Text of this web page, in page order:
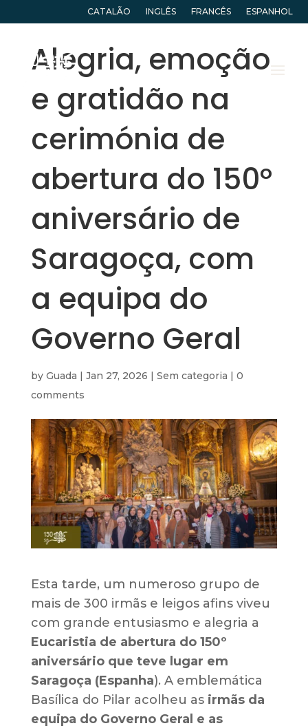
CATALÃO INGLÊS FRANCÊS ESPANHOL
Alegria, emoção
e gratidão na
cerimónia de
abertura do 150º
aniversário de
Saragoça, com
a equipa do
Governo Geral
by Guada | Jan 27, 2026 | Sem categoria | 0
comments
Esta tarde, um numeroso grupo de
mais de 300 irmãs e leigos afins viveu
com grande entusiasmo e alegria a
Eucaristia de abertura do 150º
aniversário que teve lugar em
Saragoça (Espanha). A emblemática
Basílica do Pilar acolheu as irmãs da
equipa do Governo Geral e as